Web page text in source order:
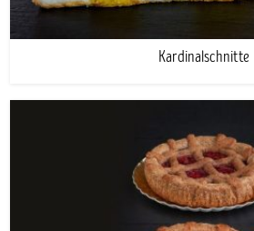
Kardinalschnitte